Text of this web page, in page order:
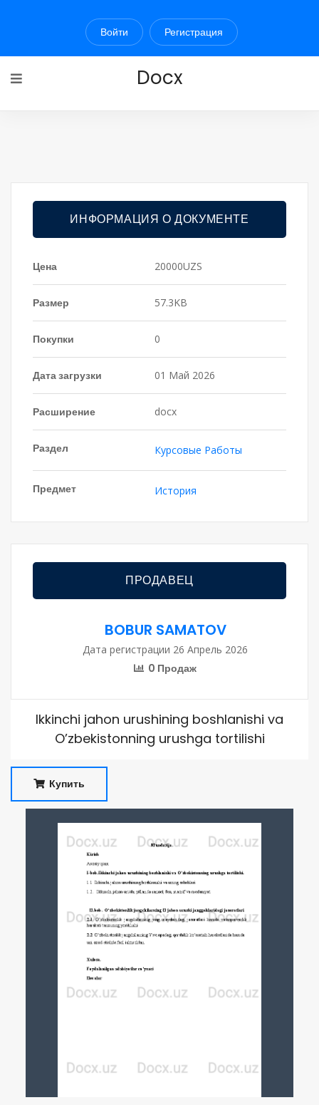
Войти Регистрация
Docx
ИНФОРМАЦИЯ О ДОКУМЕНТЕ
Цена 20000UZS
Размер 57.3KB
Покупки 0
Дата загрузки 01 Май 2026
Расширение docx
Раздел Курсовые Работы
Предмет История
ПРОДАВЕЦ
BOBUR SAMATOV
Дата регистрации 26 Апрель 2026
0 Продаж
Ikkinchi jahon urushining boshlanishi va
O’zbekistonning urushga tortilishi
Купить